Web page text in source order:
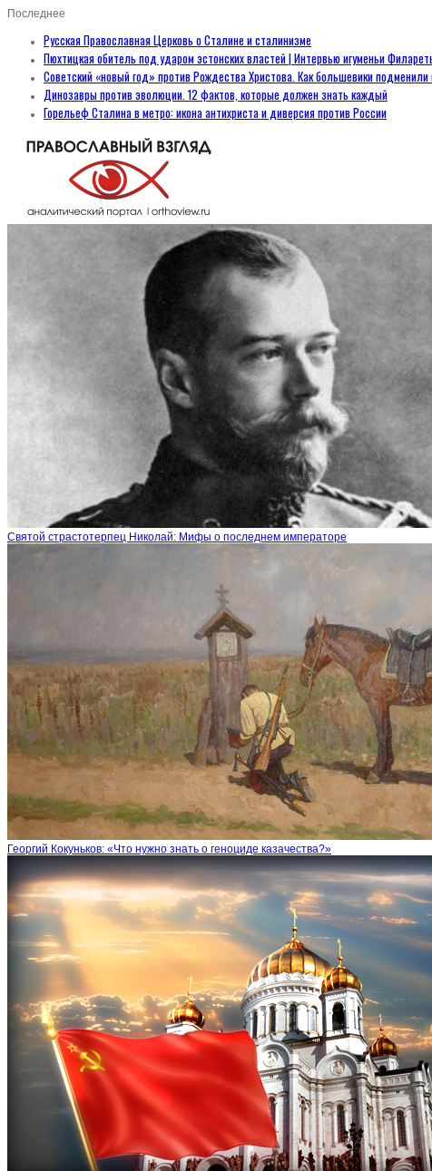
Последнее
Русская Православная Церковь о Сталине и сталинизме
Пюхтицкая обитель под ударом эстонских властей | Интервью игуменьи
Советский «новый год» против Рождества Христова. Как большевики
Динозавры против эволюции. 12 фактов, которые должен знать каждый
Горельеф Сталина в метро: икона антихриста и диверсия против России
Святой страстотерпец Николай: Мифы о последнем императоре
Георгий Кокуньков: «Что нужно знать о геноциде казачества?»